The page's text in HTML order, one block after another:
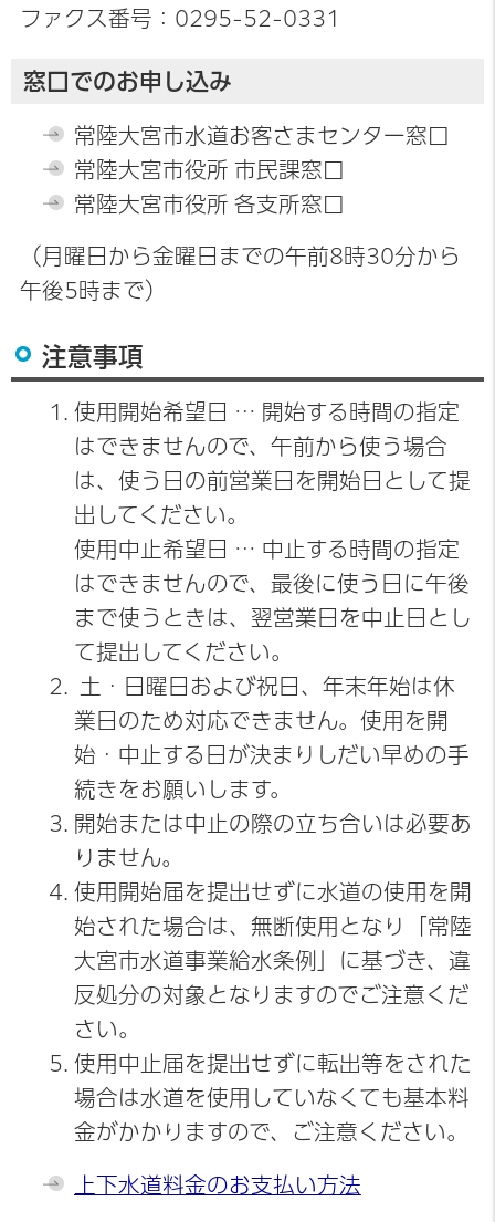
ファクス番号：0295-52-0331
窓口でのお申し込み
常陸大宮市水道お客さまセンター窓口
常陸大宮市役所 市民課窓口
常陸大宮市役所 各支所窓口
（月曜日から金曜日までの午前8時30分から
午後5時まで）
注意事項
使用開始希望日 … 開始する時間の指定
はできませんので、午前から使う場合
は、使う日の前営業日を開始日として提
出してください。
使用中止希望日 … 中止する時間の指定
はできませんので、最後に使う日に午後
まで使うときは、翌営業日を中止日とし
て提出してください。
土・日曜日および祝日、年末年始は休
業日のため対応できません。使用を開
始・中止する日が決まりしだい早めの手
続きをお願いします。
開始または中止の際の立ち合いは必要あ
りません。
使用開始届を提出せずに水道の使用を開
始された場合は、無断使用となり「常陸
大宮市水道事業給水条例」に基づき、違
反処分の対象となりますのでご注意くだ
さい。
使用中止届を提出せずに転出等をされた
場合は水道を使用していなくても基本料
金がかかりますので、ご注意ください。
上下水道料金のお支払い方法